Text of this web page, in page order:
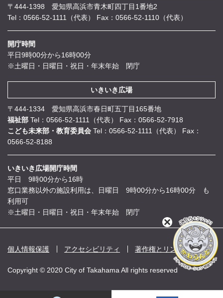
〒444-1398 愛知県高浜市青木町四丁目1番地2
Tel：0566-52-1111（代表）
Fax：0566-52-1110（代表）
開庁時間
平日9時00分から16時00分
※土曜日・日曜日・祝日・年末年始 閉庁
いきいき広場
〒444-1334 愛知県高浜市春日町五丁目165番地
福祉部 Tel：0566-52-1111（代表）
Fax：0566-52-7918
こども未来部・教育委員会 Tel：0566-52-1111（代表）
Fax：
0566-52-8188
いきいき広場開庁時間
平日 9時00分から16時
窓口業務以外の施設利用は、日曜日 9時00分から16時00分 も
利用可
※土曜日・日曜日・祝日・年末年始 閉庁
個人情報保護 アクセシビリティ 著作権とリンク
Copyright © 2020 City of Takahama All rights reserved
閉